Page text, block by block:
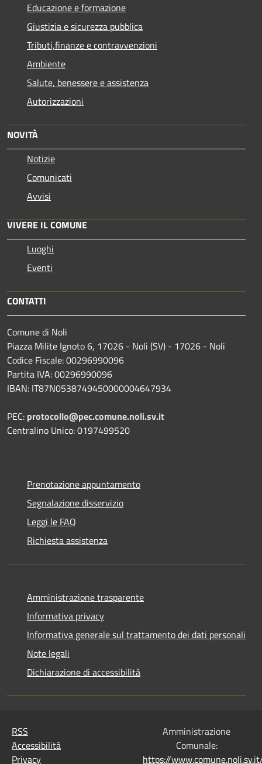
Educazione e formazione
Giustizia e sicurezza pubblica
Tributi,finanze e contravvenzioni
Ambiente
Salute, benessere e assistenza
Autorizzazioni
NOVITÀ
Notizie
Comunicati
Avvisi
VIVERE IL COMUNE
Luoghi
Eventi
CONTATTI
Comune di Noli
Piazza Milite Ignoto 6, 17026 - Noli (SV) - 17026 - Noli
Codice Fiscale: 00296990096
Partita IVA: 00296990096
IBAN: IT87N0538749450000004647934
PEC: protocollo@pec.comune.noli.sv.it
Centralino Unico: 0197499520
Prenotazione appuntamento
Segnalazione disservizio
Leggi le FAQ
Richiesta assistenza
Amministrazione trasparente
Informativa privacy
Informativa generale sul trattamento dei dati personali
Note legali
Dichiarazione di accessibilità
RSS
Accessibilità
Privacy
Amministrazione
Comunale:
https://